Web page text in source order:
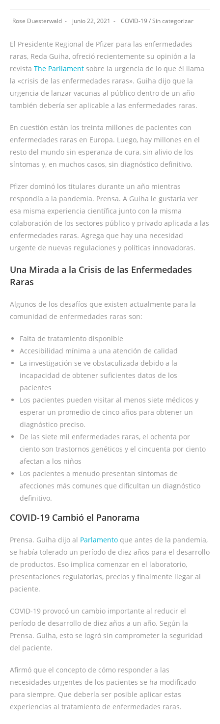
Rose Duesterwald junio 22, 2021 COVID-19/Sin categorizar
El Presidente Regional de Pfizer para las enfermedades
raras, Reda Guiha, ofreció recientemente su opinión a la
revista The Parliament sobre la urgencia de lo que él llama
la «crisis de las enfermedades raras». Guiha dijo que la
urgencia de lanzar vacunas al público dentro de un año
también debería ser aplicable a las enfermedades raras.
En cuestión están los treinta millones de pacientes con
enfermedades raras en Europa. Luego, hay millones en el
resto del mundo sin esperanza de cura, sin alivio de los
síntomas y, en muchos casos, sin diagnóstico definitivo.
Pfizer dominó los titulares durante un año mientras
respondía a la pandemia. Prensa. A Guiha le gustaría ver
esa misma experiencia científica junto con la misma
colaboración de los sectores público y privado aplicada a las
enfermedades raras. Agrega que hay una necesidad
urgente de nuevas regulaciones y políticas innovadoras.
Una Mirada a la Crisis de las Enfermedades
Raras
Algunos de los desafíos que existen actualmente para la
comunidad de enfermedades raras son:
Falta de tratamiento disponible
Accesibilidad mínima a una atención de calidad
La investigación se ve obstaculizada debido a la
incapacidad de obtener suficientes datos de los
pacientes
Los pacientes pueden visitar al menos siete médicos y
esperar un promedio de cinco años para obtener un
diagnóstico preciso.
De las siete mil enfermedades raras, el ochenta por
ciento son trastornos genéticos y el cincuenta por ciento
afectan a los niños
Los pacientes a menudo presentan síntomas de
afecciones más comunes que dificultan un diagnóstico
definitivo.
COVID-19 Cambió el Panorama
Prensa. Guiha dijo al Parlamento que antes de la pandemia,
se había tolerado un período de diez años para el desarrollo
de productos. Eso implica comenzar en el laboratorio,
presentaciones regulatorias, precios y finalmente llegar al
paciente.
COVID-19 provocó un cambio importante al reducir el
período de desarrollo de diez años a un año. Según la
Prensa. Guiha, esto se logró sin comprometer la seguridad
del paciente.
Afirmó que el concepto de cómo responder a las
necesidades urgentes de los pacientes se ha modificado
para siempre. Que debería ser posible aplicar estas
experiencias al tratamiento de enfermedades raras.